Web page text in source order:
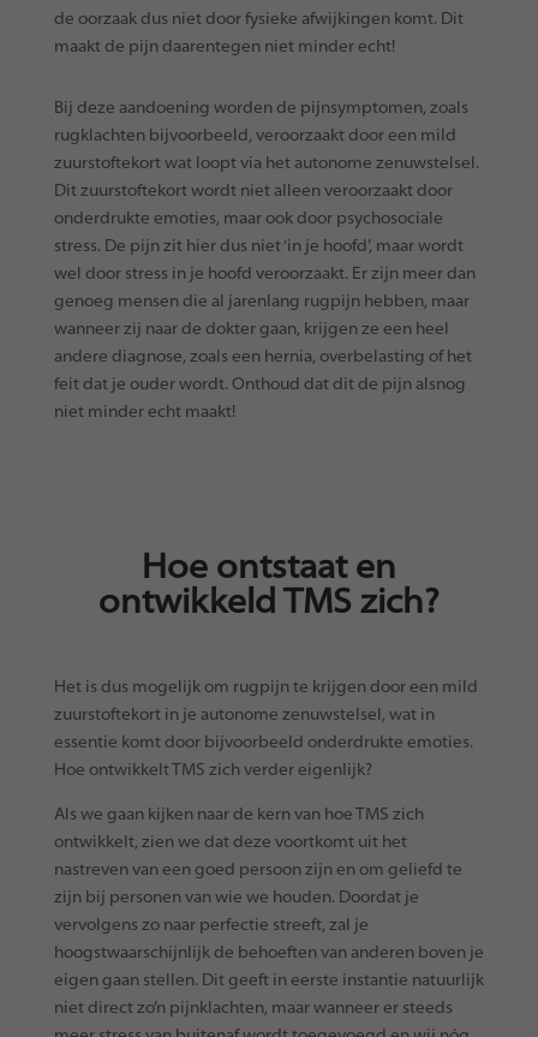
de oorzaak dus niet door fysieke afwijkingen komt. Dit
maakt de pijn daarentegen niet minder echt!
Bij deze aandoening worden de pijnsymptomen, zoals
rugklachten bijvoorbeeld, veroorzaakt door een mild
zuurstoftekort wat loopt via het autonome zenuwstelsel.
Dit zuurstoftekort wordt niet alleen veroorzaakt door
onderdrukte emoties, maar ook door psychosociale
stress. De pijn zit hier dus niet ‘in je hoofd’, maar wordt
wel door stress in je hoofd veroorzaakt. Er zijn meer dan
genoeg mensen die al jarenlang rugpijn hebben, maar
wanneer zij naar de dokter gaan, krijgen ze een heel
andere diagnose, zoals een hernia, overbelasting of het
feit dat je ouder wordt. Onthoud dat dit de pijn alsnog
niet minder echt maakt!
Hoe ontstaat en
ontwikkeld TMS zich?
Het is dus mogelijk om rugpijn te krijgen door een mild
zuurstoftekort in je autonome zenuwstelsel, wat in
essentie komt door bijvoorbeeld onderdrukte emoties.
Hoe ontwikkelt TMS zich verder eigenlijk?
Als we gaan kijken naar de kern van hoe TMS zich
ontwikkelt, zien we dat deze voortkomt uit het
nastreven van een goed persoon zijn en om geliefd te
zijn bij personen van wie we houden. Doordat je
vervolgens zo naar perfectie streeft, zal je
hoogstwaarschijnlijk de behoeften van anderen boven je
eigen gaan stellen. Dit geeft in eerste instantie natuurlijk
niet direct zo’n pijnklachten, maar wanneer er steeds